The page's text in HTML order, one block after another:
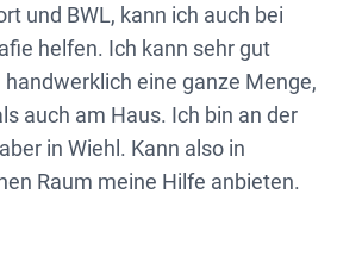
und BWL, kann ich auch bei
helfen. Ich kann sehr gut
eine ganze Menge,
auch am Haus. Ich bin an der
in Wiehl. Kann also in
Raum meine Hilfe anbieten.